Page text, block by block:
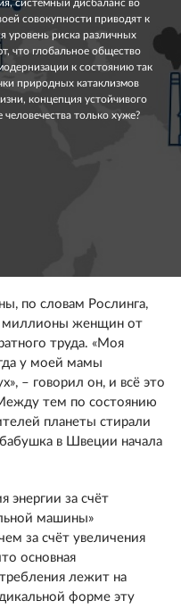
системный дисбаланс во
совокупности приводят к
уровень риска различных
что глобальное общество
к состоянию так
природных катаклизмов
концепция устойчивого
только хуже?
по словам Рослинга,
миллионы женщин от
труда. «Моя
у моей мамы
– говорил он, и всё это
тем по состоянию
планеты стирали
в Швеции начала
энергии за счёт
машины»
за счёт увеличения
основная
лежит на
форме эту